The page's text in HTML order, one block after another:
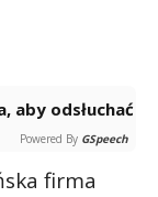
Powered By GSpeech
firma